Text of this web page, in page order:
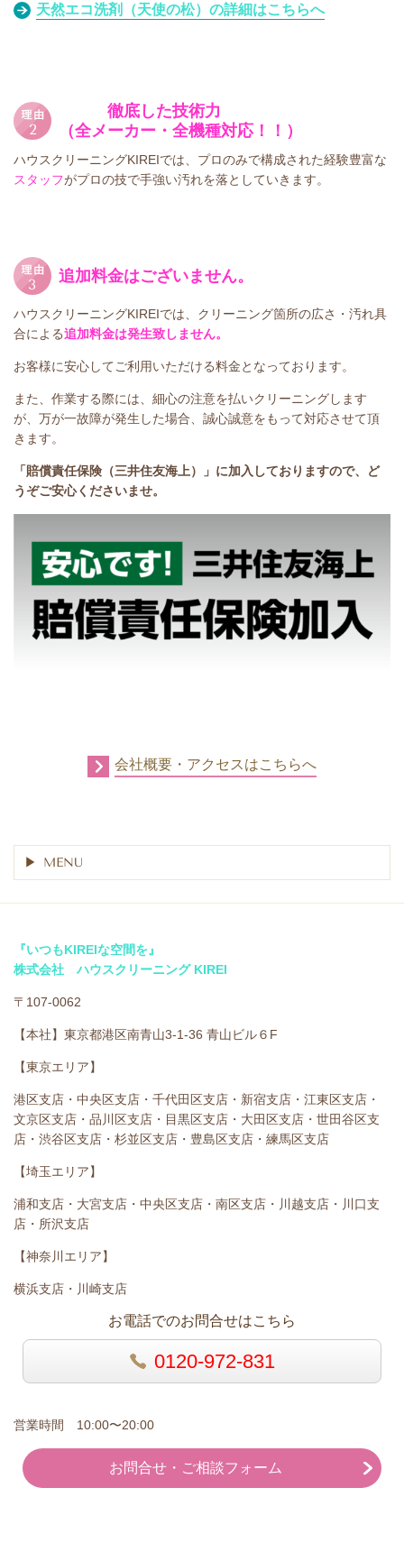
天然エコ洗剤（天使の松）の詳細はこちらへ
徹底した技術力
（全メーカー・全機種対応！！）
ハウスクリーニングKIREIでは、プロのみで構成された経験豊富な
スタッフがプロの技で手強い汚れを落としていきます。
追加料金はございません。
ハウスクリーニングKIREIでは、クリーニング箇所の広さ・汚れ具
合による追加料金は発生致しません。
お客様に安心してご利用いただける料金となっております。
また、作業する際には、細心の注意を払いクリーニングします
が、万が一故障が発生した場合、誠心誠意をもって対応させて頂
きます。
「賠償責任保険（三井住友海上）」に加入しておりますので、ど
うぞご安心くださいませ。
会社概要・アクセスはこちらへ
MENU
『いつもKIREIな空間を』
株式会社 ハウスクリーニング KIREI
〒107-0062
【本社】東京都港区南青山3-1-36 青山ビル６F
【東京エリア】
港区支店・中央区支店・千代田区支店・新宿支店・江東区支店・
文京区支店・品川区支店・目黒区支店・大田区支店・世田谷区支
店・渋谷区支店・杉並区支店・豊島区支店・練馬区支店
【埼玉エリア】
浦和支店・大宮支店・中央区支店・南区支店・川越支店・川口支
店・所沢支店
【神奈川エリア】
横浜支店・川崎支店
お電話でのお問合せはこちら
0120-972-831
営業時間 10:00〜20:00
お問合せ・ご相談フォーム